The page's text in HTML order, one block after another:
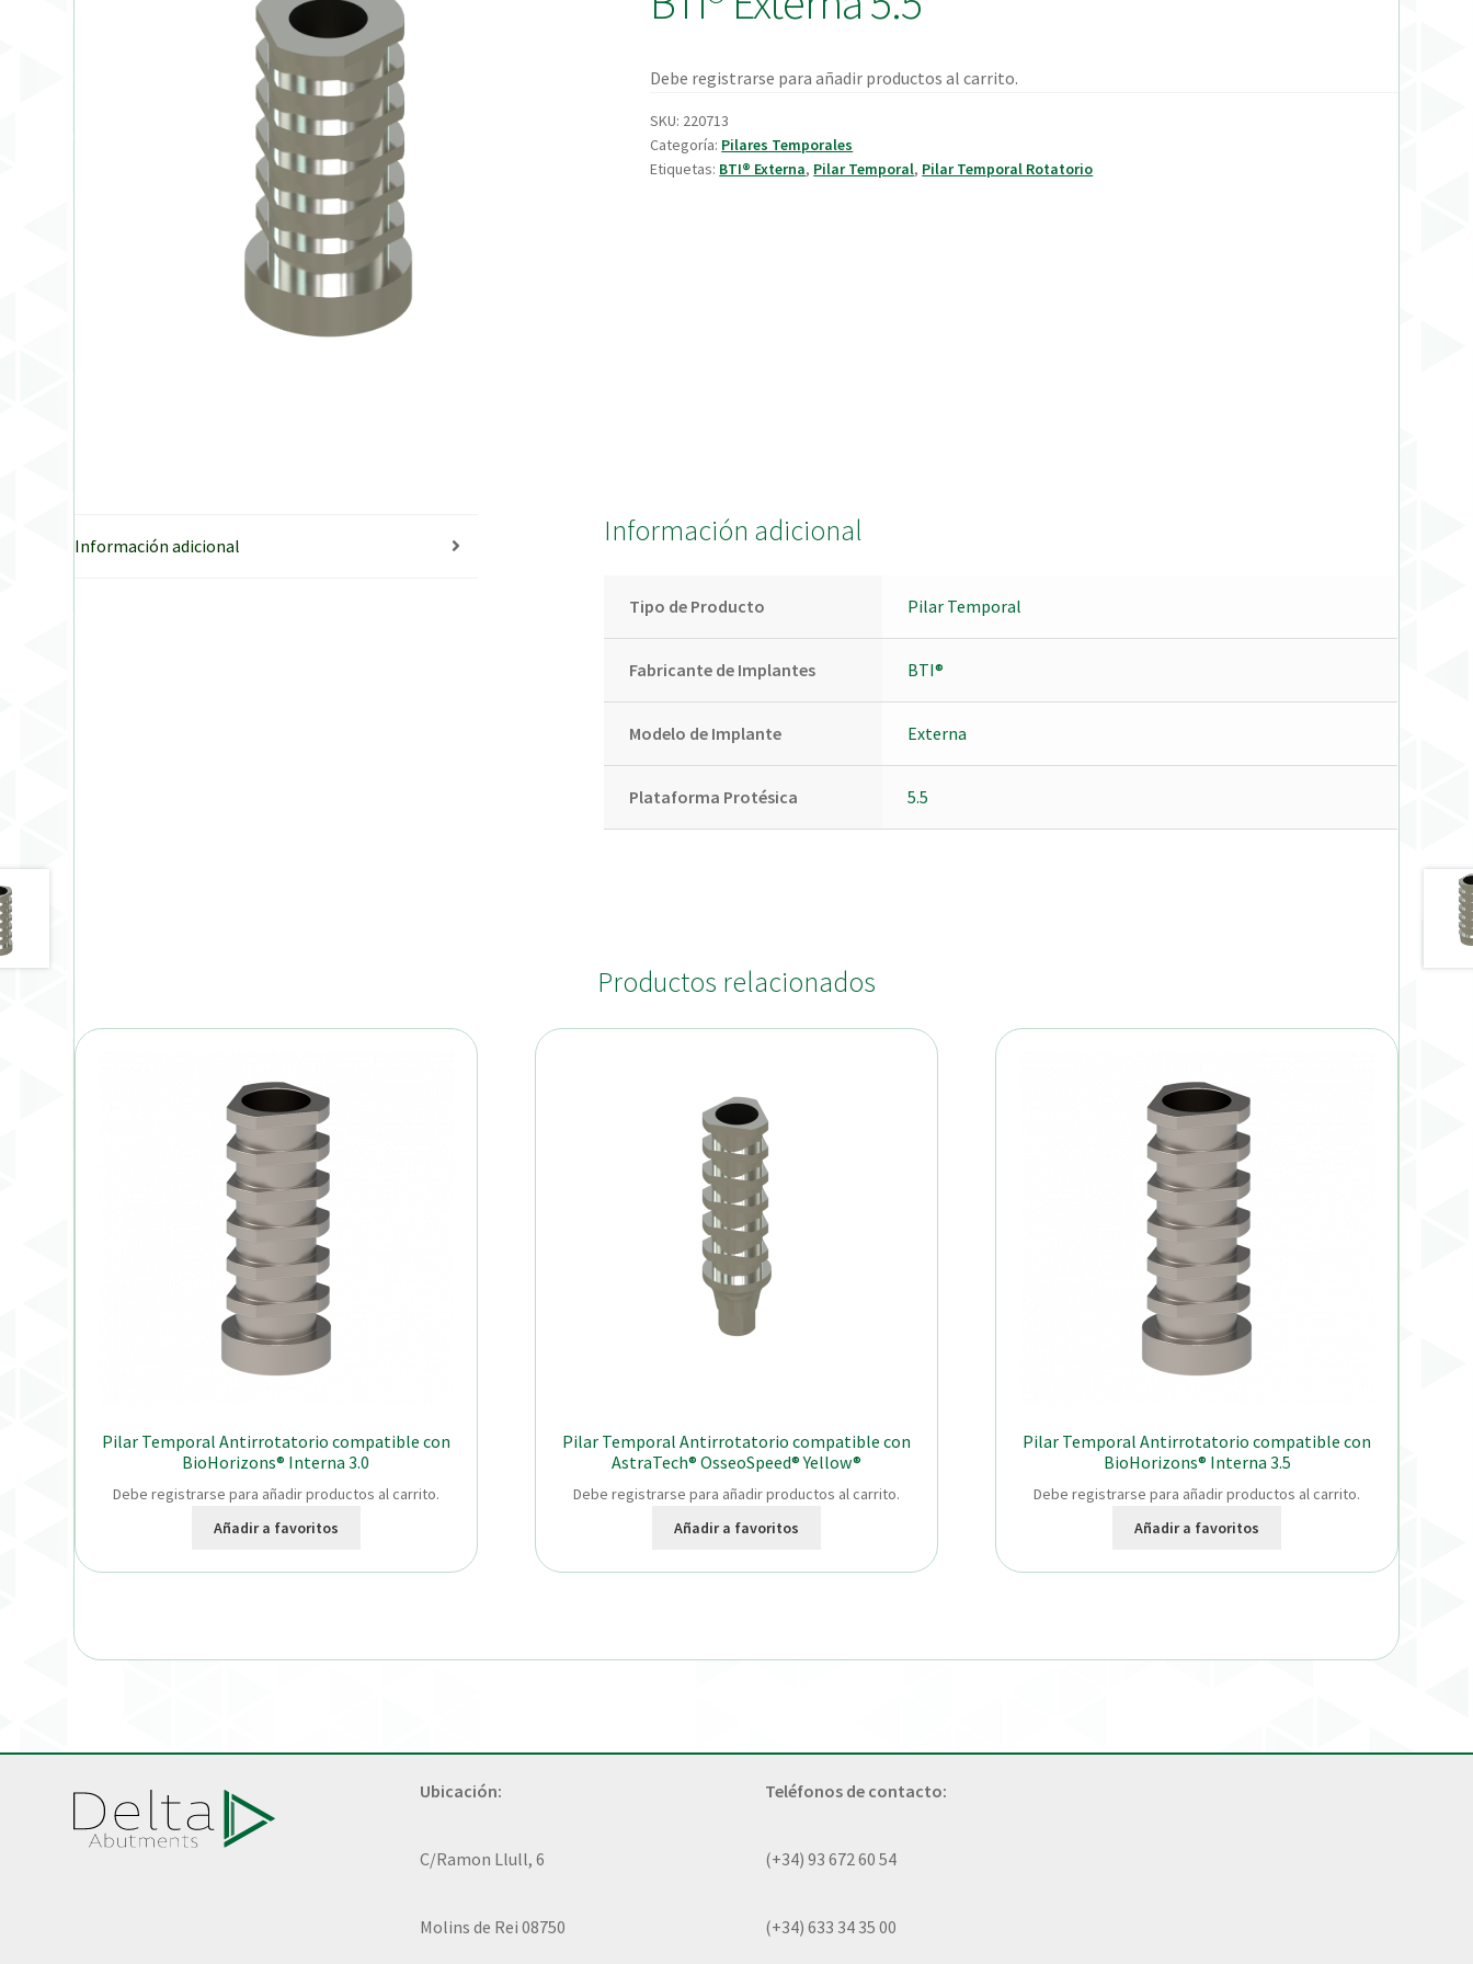
Debe registrarse para añadir productos al carrito.
SKU: 220713
Categoría: Pilares Temporales
Etiquetas: BTI® Externa, Pilar Temporal, Pilar Temporal Rotatorio
Información adicional Información adicional
Tipo de Producto Pilar Temporal
Fabricante de Implantes BTI®
Modelo de Implante Externa
Plataforma Protésica 5.5
Productos relacionados
Pilar Temporal Antirrotatorio compatible con
BioHorizons® Interna 3.0
Debe registrarse para añadir productos al carrito.
Añadir a favoritos
Pilar Temporal Antirrotatorio compatible con
AstraTech® OsseoSpeed® Yellow®
Debe registrarse para añadir productos al carrito.
Añadir a favoritos
Pilar Temporal Antirrotatorio compatible con
BioHorizons® Interna 3.5
Debe registrarse para añadir productos al carrito.
Añadir a favoritos
Ubicación:
C/Ramon Llull, 6
Molins de Rei 08750
Teléfonos de contacto:
(+34) 93 672 60 54
(+34) 633 34 35 00